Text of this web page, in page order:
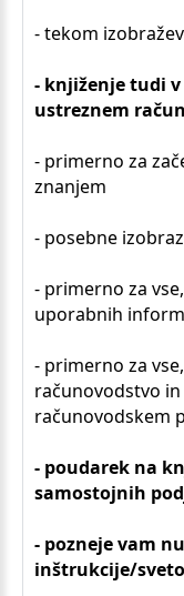
- tekom
- knjiženje tudi
ustreznem
- primerno za
znanjem
- posebne
- primerno za
uporabnih
- primerno za
računovodstvo
računovodskem
- poudarek na
samostojnih
- pozneje vam
inštrukcije/